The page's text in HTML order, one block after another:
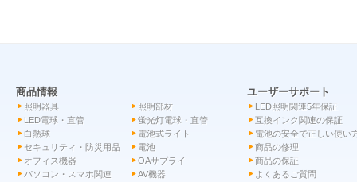
商品情報
照明器具
照明部材
LED電球・直管
蛍光灯電球・直管
白熱球
電池式ライト
セキュリティ・防災用品
電池
オフィス機器
OAサプライ
パソコン・スマホ関連
AV機器
ユーザーサポート
LED照明関連5年保証
互換インク関連の保証
電池の安全で正しい使い
商品の修理
商品の保証
よくあるご質問